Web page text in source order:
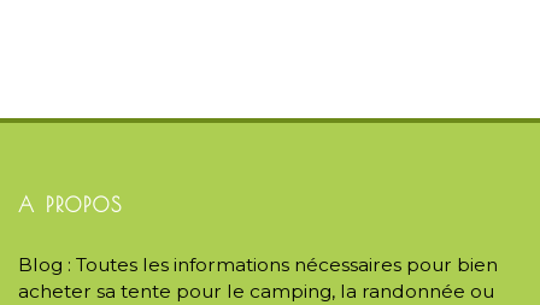
A PROPOS
Blog : Toutes les informations nécessaires pour bien
acheter sa tente pour le camping, la randonnée ou